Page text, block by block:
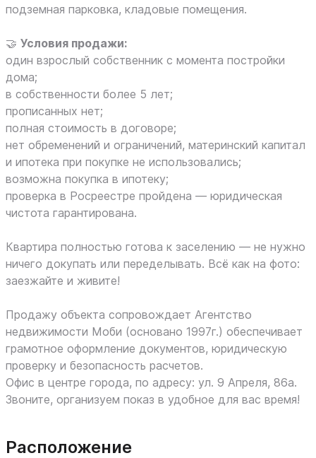
подземная парковка, кладовые помещения.
🤝 Условия продажи:
один взрослый собственник с момента постройки
дома;
в собственности более 5 лет;
прописанных нет;
полная стоимость в договоре;
нет обременений и ограничений, материнский капитал
и ипотека при покупке не использовались;
возможна покупка в ипотеку;
проверка в Росреестре пройдена — юридическая
чистота гарантирована.
Квартира полностью готова к заселению — не нужно
ничего докупать или переделывать. Всё как на фото:
заезжайте и живите!
Продажу объекта сопровождает Агентство
недвижимости Моби (основано 1997г.) обеспечивает
грамотное оформление документов, юридическую
проверку и безопасность расчетов.
Офис в центре города, по адресу: ул. 9 Апреля, 86а.
Звоните, организуем показ в удобное для вас время!
Расположение